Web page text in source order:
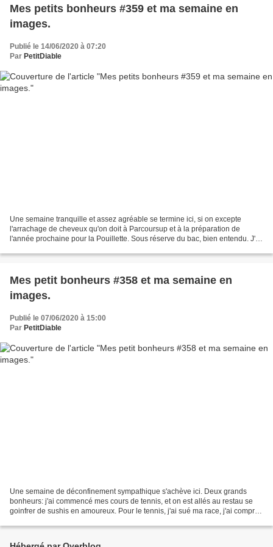
Mes petits bonheurs #359 et ma semaine en
images.
Publié le 14/06/2020 à 07:20
Par PetitDiable
Une semaine tranquille et assez agréable se termine ici, si on excepte
l'arrachage de cheveux qu'on doit à Parcoursup et à la préparation de
l'année prochaine pour la Pouillette. Sous réserve du bac, bien entendu. J'ai
Mes petit bonheurs #358 et ma semaine en
images.
Publié le 07/06/2020 à 15:00
Par PetitDiable
Une semaine de déconfinement sympathique s'achève ici. Deux grands
bonheurs: j'ai commencé mes cours de tennis, et on est allés au restau se
goinfrer de sushis en amoureux. Pour le tennis, j'ai sué ma race, j'ai compris